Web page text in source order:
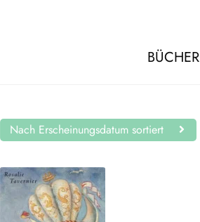
BÜCHER
Nach Erscheinungsdatum sortiert